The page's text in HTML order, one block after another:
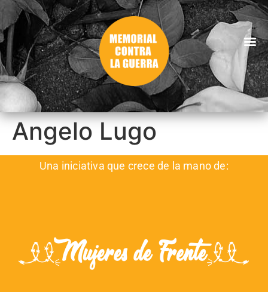
Angelo Lugo
Una iniciativa que crece de la mano de: